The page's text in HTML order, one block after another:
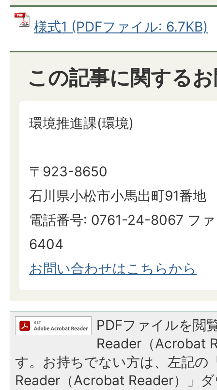
様式1 (PDFファイル: 6.7KB)
この記事に関する
環境推進課(環境)
〒923-8650
石川県小松市小馬出町91番地
電話番号: 0761-24-8067 フ
6404
お問い合わせはこちらから
PDFファイルを閲
Reader（Acrobat
す。お持ちでない方は、左記の
Reader（Acrobat Reader）」